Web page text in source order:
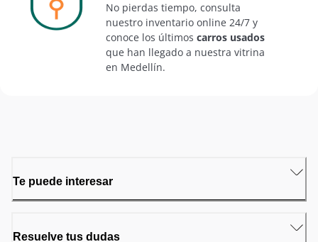
No pierdas tiempo, consulta
nuestro inventario online 24/7 y
conoce los últimos carros usados
que han llegado a nuestra vitrina
en Medellín.
Te puede interesar
Resuelve tus dudas